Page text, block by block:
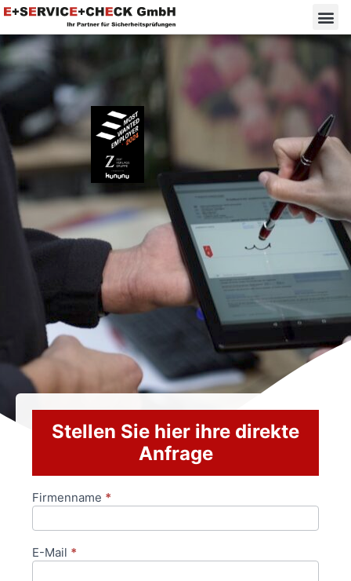
Stellen Sie hier ihre direkte
Anfrage
Anfrageformular
Firmenname *
E-Mail *